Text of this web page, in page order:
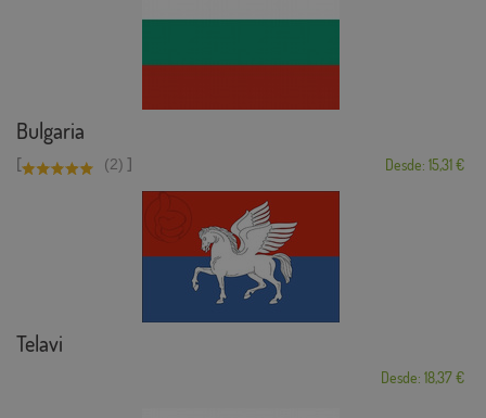
Bulgaria
[ (2) ] Desde: 15,31 €
Telavi
Desde: 18,37 €